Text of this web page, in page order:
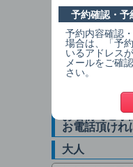
※体調不良等
セルをされる
にお電話下さ
※矯正・ホワ
はお電話に
※2人以上の
お名前でご
お電話頂けれ
大人
予約確認・予
予約内容確認
場合は、「予
いるアドレス
メールをご確
さい。